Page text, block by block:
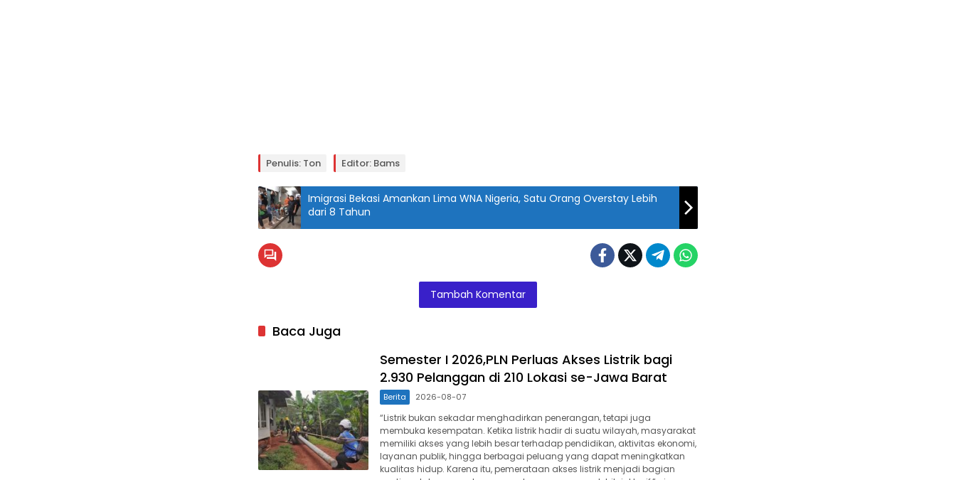
Penulis: Ton Editor: Bams
Imigrasi Bekasi Amankan Lima WNA Nigeria, Satu Orang Overstay Lebih
dari 8 Tahun
Tambah Komentar
Baca Juga
Semester I 2026,PLN Perluas Akses Listrik bagi
2.930 Pelanggan di 210 Lokasi se-Jawa Barat
Berita 2026-08-07
“Listrik bukan sekadar menghadirkan penerangan, tetapi juga
membuka kesempatan. Ketika listrik hadir di suatu wilayah, masyarakat
memiliki akses yang lebih besar terhadap pendidikan, aktivitas ekonomi,
layanan publik, hingga berbagai peluang yang dapat meningkatkan
kualitas hidup. Karena itu, pemerataan akses listrik menjadi bagian